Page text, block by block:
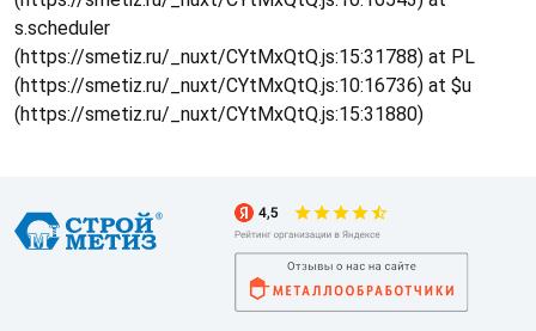
s.scheduler
(https://smetiz.ru/_nuxt/CYtMxQtQ.js:15:31788) at PL
(https://smetiz.ru/_nuxt/CYtMxQtQ.js:10:16736) at $u
(https://smetiz.ru/_nuxt/CYtMxQtQ.js:15:31880)